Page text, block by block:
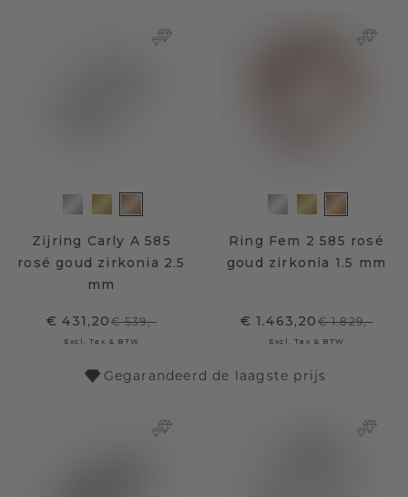
Zijring Carly A 585
rosé goud zirkonia 2.5
mm
€ 431,20€ 539,-
Excl. Tax & BTW
Ring Fem 2 585 rosé
goud zirkonia 1.5 mm
€ 1.463,20€ 1.829,-
Excl. Tax & BTW
Gegarandeerd de laagste prijs